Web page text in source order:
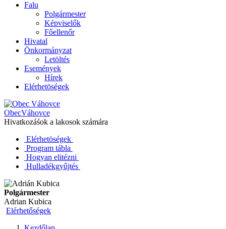
Falu
Polgármester
Képviselők
Főellenőr
Hivatal
Önkormányzat
Letöltés
Események
Hírek
Elérhetöségek
ObecVáhovce
Hivatkozáśok a lakosok számára
Elérhetöségek
Program tábla
Hogyan elitézni
Hulladékgyűjtés
Polgármester
Adrian Kubica
Elérhetőségek